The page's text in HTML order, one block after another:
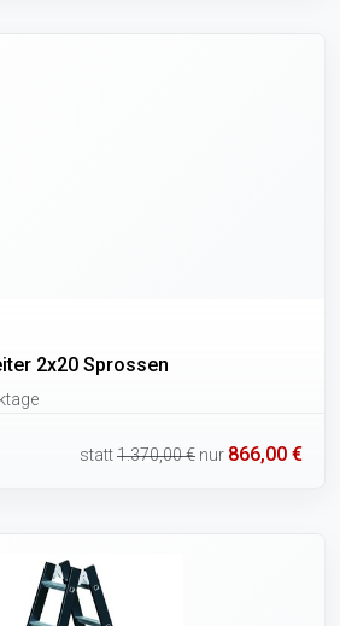
2x20 Sprossen
statt1.370,00 € nur 866,00 €